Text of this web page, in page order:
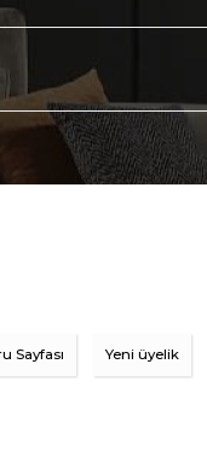
Sayfası Yeni üyelik